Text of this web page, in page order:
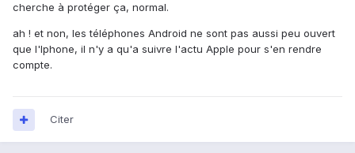
cherche à protéger ça, normal.
ah ! et non, les téléphones Android ne sont pas aussi peu ouvert
que l'Iphone, il n'y a qu'a suivre l'actu Apple pour s'en rendre
compte.
Citer